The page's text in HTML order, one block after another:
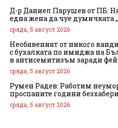
Д-р Даниел Парушев от ПБ:
една жена да чуе думичката
сряда, 5 август 2026
Необявеният от никого
с бухалката по имиджа на
в антисемитизъм заради
сряда, 5 август 2026
Румен Радев: Работим
проспаните години
сряда, 5 август 2026